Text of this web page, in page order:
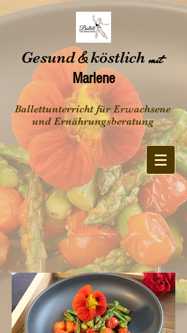
Gesund&köstlichmit
Marlene
Ballettunterricht für Erwachsene
und Ernährungsberatung